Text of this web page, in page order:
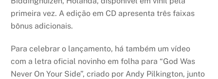
primeira vez. A edição em CD apresenta três faixas
bônus adicionais.
Para celebrar o lançamento, há também um vídeo
com a letra oficial novinho em folha para “God Was
Never On Your Side”, criado por Andy Pilkington, junto